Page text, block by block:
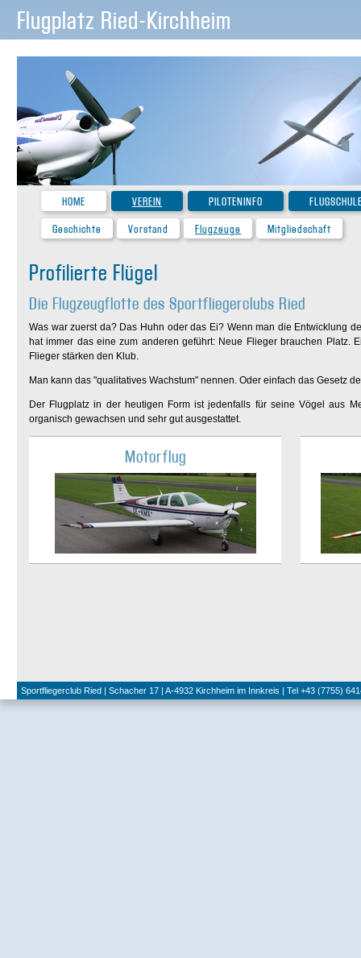
Flugplatz Ried-Kirchheim
HOME VEREIN PILOTENINFO
Geschichte
Vorstand Flugzeuge Mitgliedschaft
Profilierte Flügel
Die Flugzeugflotte des Sportfliegerclubs Ried
Was war zuerst da? Das Huhn oder das Ei? Wenn man die Entwicklung
hat immer das eine zum anderen geführt: Neue Flieger brauchen Platz.
Flieger stärken den Klub.
Man kann das "qualitatives Wachstum" nennen. Oder einfach das Gesetz
Der Flugplatz in der heutigen Form ist jedenfalls für seine Vögel aus
organisch gewachsen und sehr gut ausgestattet.
Motorflug
Sportfliegerclub Ried | Schacher 17 | A-4932 Kirchheim im Innkreis | Tel +43 (7755)